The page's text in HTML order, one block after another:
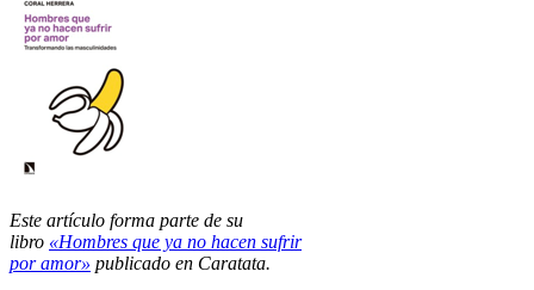
Este artículo forma parte de su
libro «Hombres que ya no hacen sufrir
poramor» publicado en Caratata.